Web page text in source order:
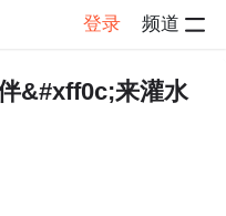
登录 频道
帖子详情
&#xff0c;来灌水